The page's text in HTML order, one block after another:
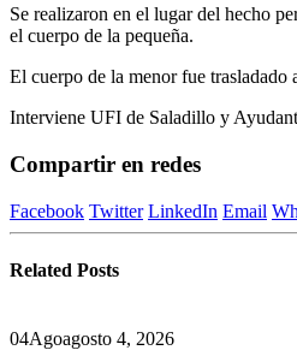
Se realizaron en el lugar del hecho
el cuerpo de la pequeña.
El cuerpo de la menor fue trasladado
Interviene UFI de Saladillo y
Compartir en redes
Facebook Twitter LinkedIn Email
Related Posts
04Agoagosto 4, 2026